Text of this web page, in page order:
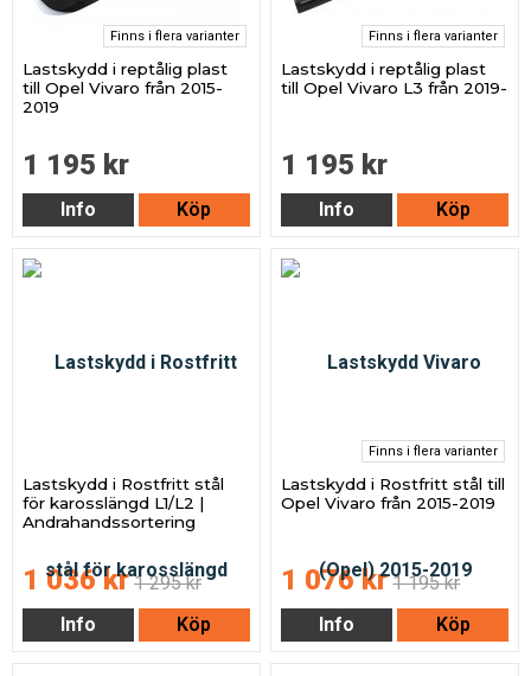
Finns i flera varianter
Lastskydd i reptålig plast
till Opel Vivaro från 2015-
2019
1 195 kr
Info Köp
Finns i flera varianter
Lastskydd i reptålig plast
till Opel Vivaro L3 från 2019-
1 195 kr
Info Köp
Lastskydd i Rostfritt stål
för karosslängd L1/L2 |
Andrahandssortering
1 036 kr 1 295 kr
Info
Köp
Finns i flera varianter
Lastskydd i Rostfritt stål till
Opel Vivaro från 2015-2019
1 076 kr 1 195 kr
Info
Köp